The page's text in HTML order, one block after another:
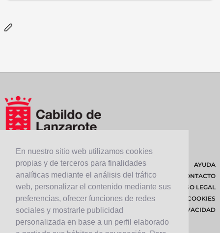
En nuestro sitio web utilizamos cookies
propias y de terceros para finalidades
analíticas mediante el análisis del tráfico
web, personalizar el contenido mediante sus
preferencias, ofrecer funciones de redes
sociales y mostrarle publicidad
personalizada en base a un perfil elaborado
AYUDA
CONTACTO
AVISO LEGAL
POLÍTICA DE COOKIES
POLÍTICA DE PRIVACIDAD